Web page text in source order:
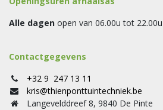
Alle dagen open van 06.00u tot 22.00u
Contactgegevens
+32 9 247 13 11
kris@thienponttuintechniek.be
Langevelddreef 8, 9840 De Pinte